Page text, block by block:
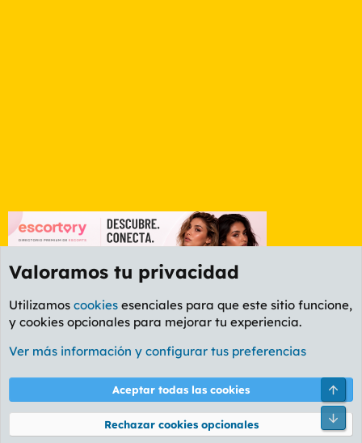
Foro General
Cookies
PL OLDSTYLE AMARILLO
Términos y reglas Política de privacidad Ayuda
Community platform by XenForo® © 2010-2026 XenForo Ltd.
Valoramos tu privacidad
Utilizamos cookies esenciales para que este sitio funcione,
y cookies opcionales para mejorar tu experiencia.
Ver más información y configurar tus preferencias
Aceptar todas las cookies
Rechazar cookies opcionales
Pie